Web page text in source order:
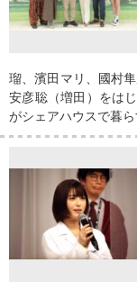
瑠、濱田マリ、國村
安彦聡（増田）をは
がシェアハウスで暮ら